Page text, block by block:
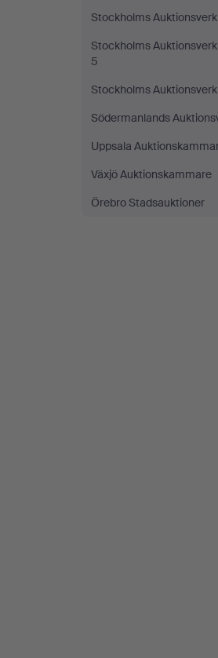
Stockholms
Stockholms
5
Stockholms
Södermanlands
Uppsala
Växjö Auktionskammare
Örebro Stadsauktioner